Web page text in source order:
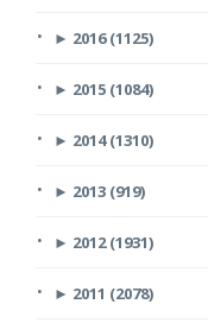
► 2016 (1125)
► 2015 (1084)
► 2014 (1310)
► 2013 (919)
► 2012 (1931)
► 2011 (2078)